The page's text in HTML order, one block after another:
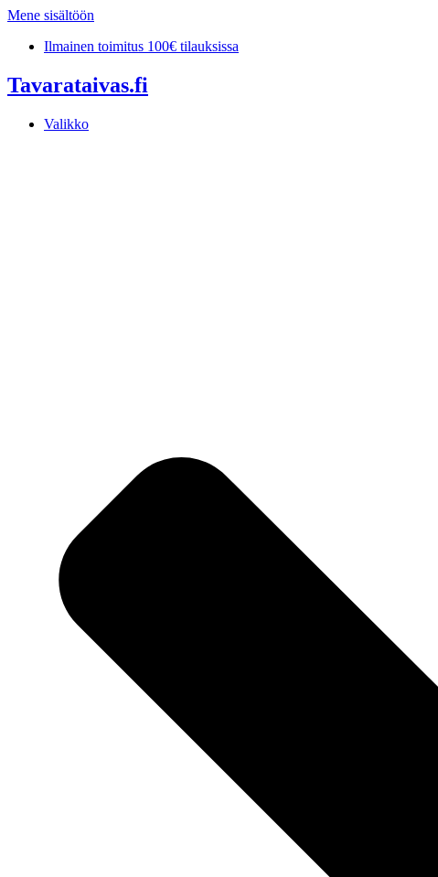
Mene sisältöön
Ilmainen toimitus 100€ tilauksissa
Tavarataivas.fi
Valikko